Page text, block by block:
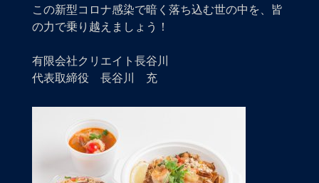
この新型コロナ感染で暗く落ち込む世の中を、皆
の力で乗り越えましょう！
有限会社クリエイト長谷川
代表取締役 長谷川 充